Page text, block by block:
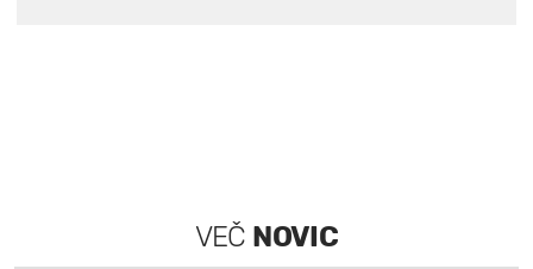
VEČ NOVIC